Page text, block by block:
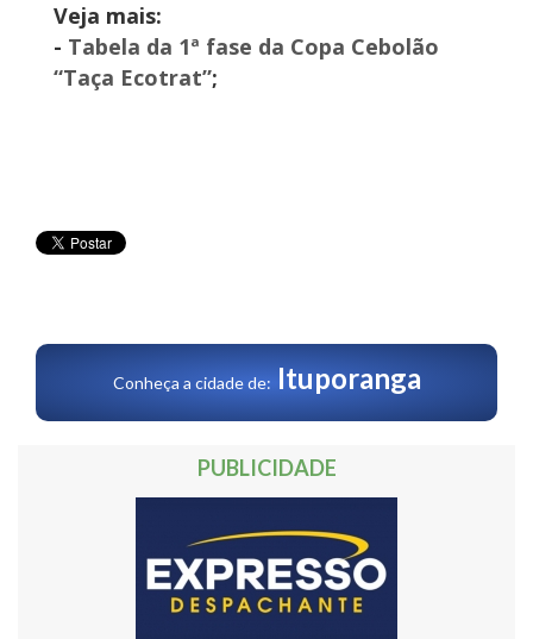
Veja mais:
- Tabela da 1ª fase da Copa Cebolão
“Taça Ecotrat”;
Conheça a cidade de: Ituporanga
PUBLICIDADE